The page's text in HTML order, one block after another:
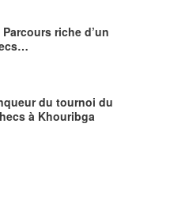
riche d’un
du tournoi du
à Khouribga